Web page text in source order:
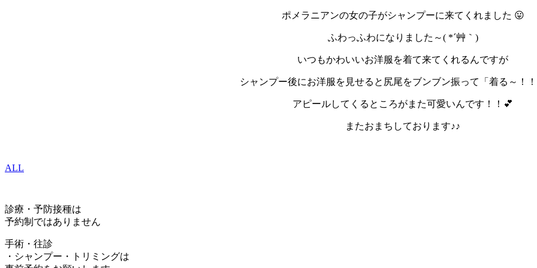
ポメラニアンの女の子がシャンプーに来てくれました 😛
ふわっふわになりました～( *´艸｀)
いつもかわいいお洋服を着て来てくれるんですが
シャンプー後にお洋服を見せると尻尾をブンブン振って「着る～！
アピールしてくるところがまた可愛いんです！！💕
またおまちしております♪♪
ALL
診療・予防接種は
予約制ではありません
手術・往診
・シャンプー・トリミングは